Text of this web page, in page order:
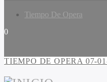
Tiempo De Opera
0
TIEMPO DE OPERA 07-